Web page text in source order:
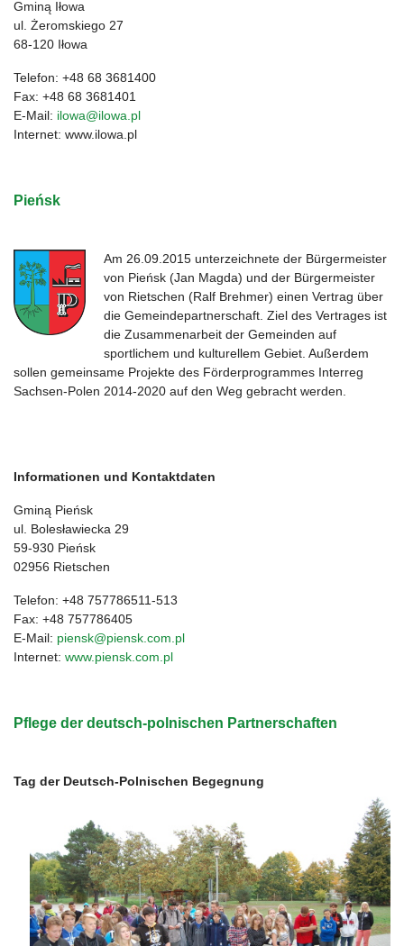
Gminą Iłowa
ul. Żeromskiego 27
68-120 Iłowa
Telefon: +48 68 3681400
Fax: +48 68 3681401
E-Mail: ilowa@ilowa.pl
Internet: www.ilowa.pl
Pieńsk
Am 26.09.2015 unterzeichnete der Bürgermeister
von Pieńsk (Jan Magda) und der Bürgermeister
von Rietschen (Ralf Brehmer) einen Vertrag über
die Gemeindepartnerschaft. Ziel des Vertrages ist
die Zusammenarbeit der Gemeinden auf
sportlichem und kulturellem Gebiet. Außerdem
sollen gemeinsame Projekte des Förderprogrammes Interreg
Sachsen-Polen 2014-2020 auf den Weg gebracht werden.
Informationen und Kontaktdaten
Gminą Pieńsk
ul. Bolesławiecka 29
59-930 Pieńsk
02956 Rietschen
Telefon: +48 757786511-513
Fax: +48 757786405
E-Mail: piensk@piensk.com.pl
Internet: www.piensk.com.pl
Pflege der deutsch-polnischen Partnerschaften
Tag der Deutsch-Polnischen Begegnung